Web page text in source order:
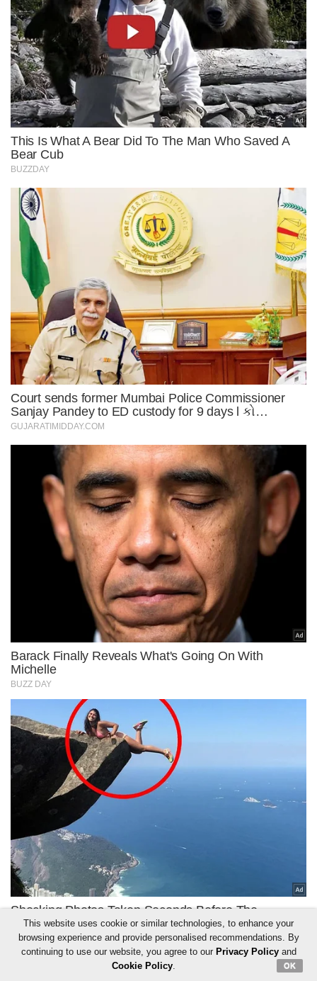
This website uses cookie or similar technologies, to enhance your
browsing experience and provide personalised recommendations. By
continuing to use our website, you agree to our Privacy Policyand
Cookie Policy. OK